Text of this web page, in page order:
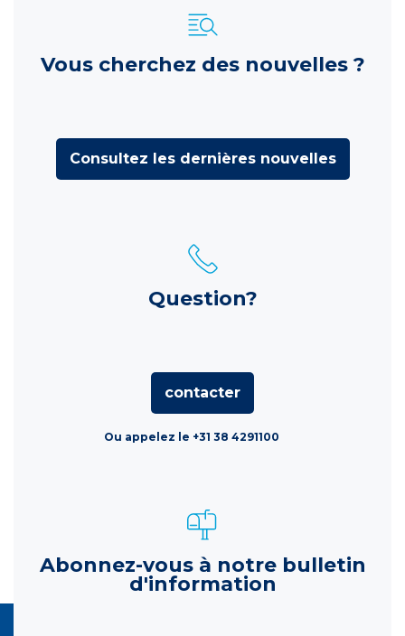
Vous cherchez des nouvelles ?
Consultez les dernières nouvelles
Question?
contacter
Ou appelez le +31 38 4291100
Abonnez-vous à notre bulletin
d'information